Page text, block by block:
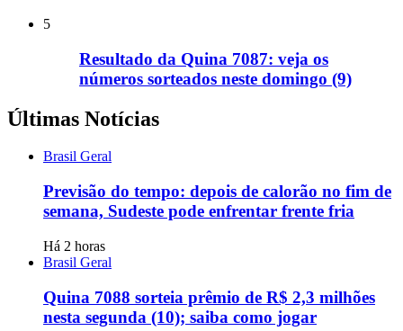
5
Resultado da Quina 7087: veja os
números sorteados neste domingo (9)
Últimas Notícias
Brasil Geral
Previsão do tempo: depois de calorão no fim de
semana, Sudeste pode enfrentar frente fria
Há 2 horas
Brasil Geral
Quina 7088 sorteia prêmio de R$ 2,3 milhões
nesta segunda (10); saiba como jogar